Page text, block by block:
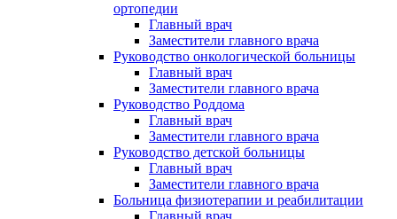
ортопедии
Главный врач
Заместители главного врача
Руководство онкологической больницы
Главный врач
Заместители главного врача
Руководство Роддома
Главный врач
Заместители главного врача
Руководство детской больницы
Главный врач
Заместители главного врача
Больница физиотерапии и реабилитации
Главный врач